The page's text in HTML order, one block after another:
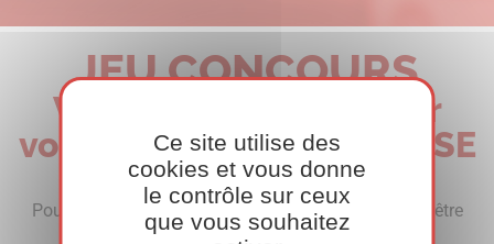
JEU CONCOURS
Vous souhaitez gagner
votre entrée pour les RHSE
?
Pour participer au jeu concours, le participant devra être
situé en France Métropolitaine et :
Ce site utilise des
cookies et vous donne
le contrôle sur ceux
que vous souhaitez